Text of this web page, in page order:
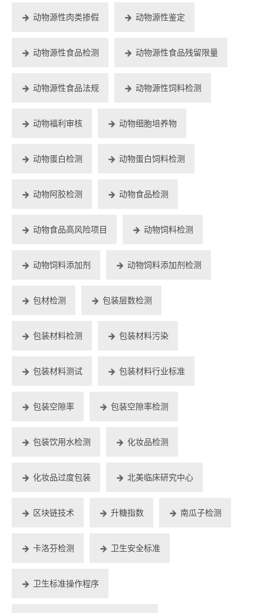
动物源性肉类掺假 动物源性鉴定
动物源性食品检测 动物源性食品残留限量
动物源性食品法规 动物源性饲料检测
动物福利审核 动物细胞培养物
动物蛋白检测 动物蛋白饲料检测
动物阿胶检测 动物食品检测
动物食品高风险项目 动物饲料检测
动物饲料添加剂 动物饲料添加剂检测
包材检测 包装层数检测
包装材料检测 包装材料污染
包装材料测试 包装材料行业标准
包装空隙率 包装空隙率检测
包装饮用水检测 化妆品检测
化妆品过度包装 北美临床研究中心
区块链技术 升糖指数 南瓜子检测
卡洛芬检测 卫生安全标准
卫生标准操作程序